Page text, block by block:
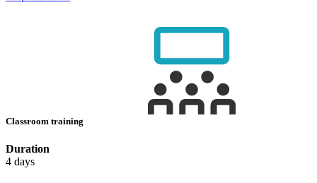
Classroom training
Duration
4 days